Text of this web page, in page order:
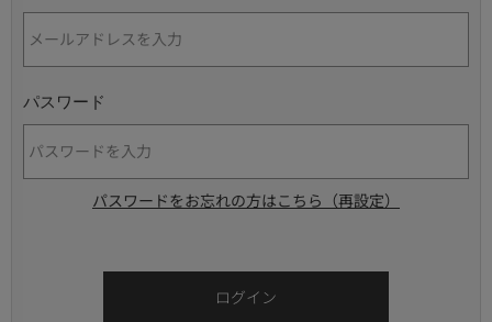
パスワード
パスワードをお忘れの方はこちら（再設定）